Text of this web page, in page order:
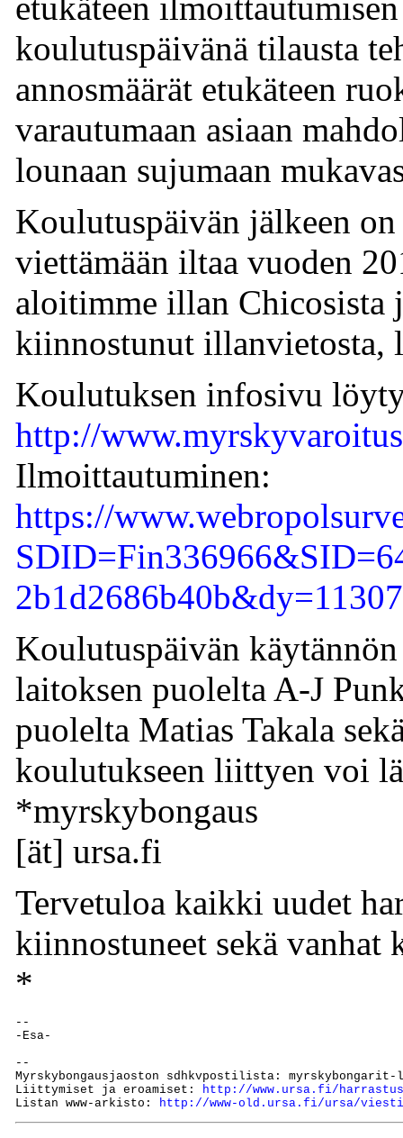
koulutuspäivänä tilausta
annosmäärät etukäteen
varautumaan asiaan
lounaan sujumaan
Koulutuspäivän jälkeen
viettämään iltaa vuoden
aloitimme illan Chicosista
kiinnostunut illanvietosta,
Koulutuksen infosivu
http://
Ilmoittautuminen:
https://
Koulutuspäivän
laitoksen puolelta A-J
puolelta Matias Takala
koulutukseen liittyen voi
*myrskybongaus
[ät] ursa.fi
Tervetuloa kaikki uudet
kiinnostuneet sekä vanhat
*
--
-Esa-
--
Myrskybongausjaoston sdhkvpostilista:
Liittymiset ja eroamiset:
http://www.ursa.fi/
Listan www-arkisto:
http://www-old.ursa.fi/ursa/